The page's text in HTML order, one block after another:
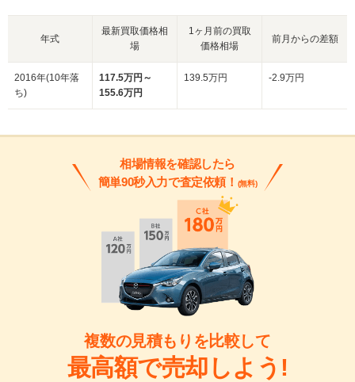
年式
最新買取価格相
場
1ヶ月前の買取
価格相場
前月からの差額
2016年(10年落
ち)
117.5万円～
155.6万円
139.5万円 -2.9万円
相場情報を確認したら
簡単90秒入力で査定依頼！ (無料)
複数の見積もりを比較して
最高額で売却しよう!